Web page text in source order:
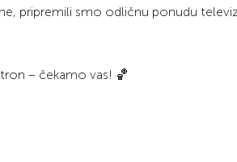
pripremili smo odličnu ponudu
– čekamo vas! 🏀